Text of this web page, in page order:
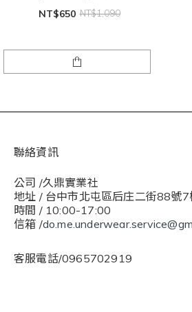
NT$650 NT$1,090
聯絡資訊
公司 /久鼎實業社
地址 / 台中市北屯區后庄二街88號7
時間 / 10:00-17:00
信箱 /
客服電話/0965702919